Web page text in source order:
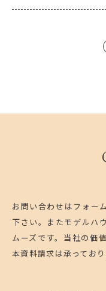
お問い合わせはフォー
下さい。 またモデルハ
ムーズです。 当社の価
本資料請求は承っており